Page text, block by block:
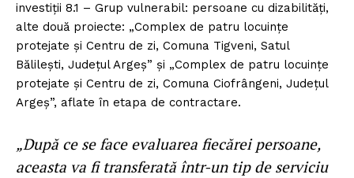
investiții 8.1 – Grup vulnerabil: persoane cu dizabilități,
alte două proiecte: „Complex de patru locuințe
protejate și Centru de zi, Comuna Tigveni, Satul
Bălilești, Județul Argeș” și „Complex de patru locuințe
protejate și Centru de zi, Comuna Ciofrângeni, Județul
Argeș”, aflate în etapa de contractare.
„După ce se face evaluarea fiecărei persoane,
aceasta va fi transferată într-un tip de serviciu